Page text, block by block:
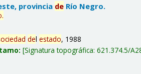
provincia de Río Negro.
.
delestado, 1988
Signatura topográfica:621.374.5/